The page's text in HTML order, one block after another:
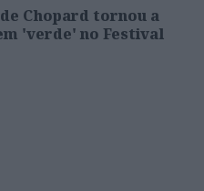
Chopard tornou a
'verde' no Festival